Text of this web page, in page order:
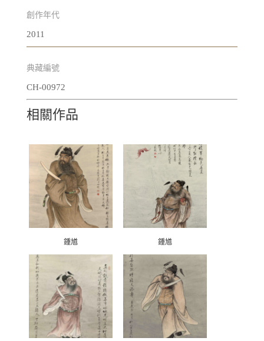
創作年代
2011
典藏編號
CH-00972
相關作品
鍾馗 鍾馗